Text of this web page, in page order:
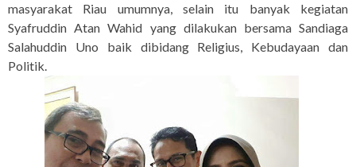
masyarakat Riau umumnya, selain itu banyak kegiatan
Syafruddin Atan Wahid yang dilakukan bersama Sandiaga
Salahuddin Uno baik dibidang Religius, Kebudayaan dan
Politik.